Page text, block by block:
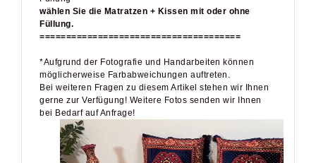
Füllung.
======================================
möglicherweise Farbabweichungen auftreten.
Bei weiteren Fragen zu diesem Artikel stehen wir Ihnen
gerne zur Verfügung! Weitere Fotos senden wir Ihnen
bei Bedarf auf Anfrage!